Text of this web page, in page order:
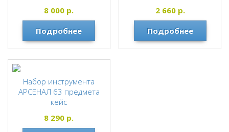
АРСЕНАЛ
8 000 р.
Подробнее
STELS
2 660р.
Подробнее
Набор инструмента
АРСЕНАЛ 63 предмета
кейс
АРСЕНАЛ
8 290 р.